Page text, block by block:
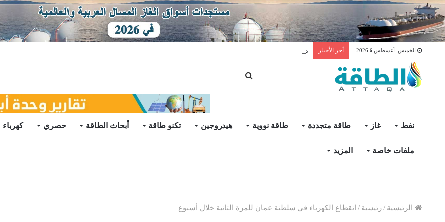
الخميس, أغسطس 6 2026 أخر الأخبار مخزونات النفط الأميركية ترتفع 2.5 مليون برميل عكس التوقعات
نفط غاز طاقة متجددة طاقة نووية هيدروجين تكنو طاقة أبحاث الطاقة حصري كهرباء
ملفات خاصة المزيد
الرئيسية /رئيسية / انقطاع الكهرباء في سلطنة عمان للمرة الثانية خلال أسبوع